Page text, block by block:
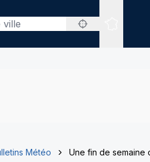
Sites
Météo Une fin de semaine